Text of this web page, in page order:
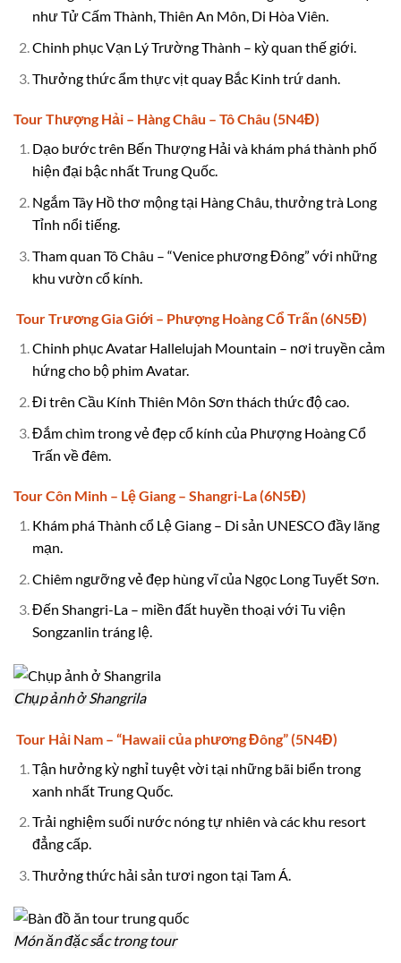
như Tử Cấm Thành, Thiên An Môn, Di Hòa Viên.
Chinh phục Vạn Lý Trường Thành – kỳ quan thế giới.
Thưởng thức ẩm thực vịt quay Bắc Kinh trứ danh.
Tour Thượng Hải – Hàng Châu – Tô Châu (5N4Đ)
Dạo bước trên Bến Thượng Hải và khám phá thành phố
hiện đại bậc nhất Trung Quốc.
Ngắm Tây Hồ thơ mộng tại Hàng Châu, thưởng trà Long
Tỉnh nổi tiếng.
Tham quan Tô Châu – “Venice phương Đông” với những
khu vườn cổ kính.
Tour Trương Gia Giới – Phượng Hoàng Cổ Trấn (6N5Đ)
Chinh phục Avatar Hallelujah Mountain – nơi truyền cảm
hứng cho bộ phim Avatar.
Đi trên Cầu Kính Thiên Môn Sơn thách thức độ cao.
Đắm chìm trong vẻ đẹp cổ kính của Phượng Hoàng Cổ
Trấn về đêm.
Tour Côn Minh – Lệ Giang – Shangri-La (6N5Đ)
Khám phá Thành cổ Lệ Giang – Di sản UNESCO đầy lãng
mạn.
Chiêm ngưỡng vẻ đẹp hùng vĩ của Ngọc Long Tuyết Sơn.
Đến Shangri-La – miền đất huyền thoại với Tu viện
Songzanlin tráng lệ.
Chụp ảnh ở Shangrila
Tour Hải Nam – “Hawaii của phương Đông” (5N4Đ)
Tận hưởng kỳ nghỉ tuyệt vời tại những bãi biển trong
xanh nhất Trung Quốc.
Trải nghiệm suối nước nóng tự nhiên và các khu resort
đẳng cấp.
Thưởng thức hải sản tươi ngon tại Tam Á.
Món ăn đặc sắc trong tour